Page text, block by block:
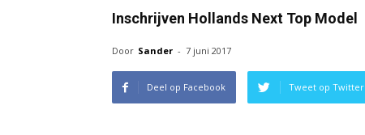
Inschrijven Hollands Next Top Model
Door Sander - 7 juni 2017
Deel op Facebook Tweet op Twitter